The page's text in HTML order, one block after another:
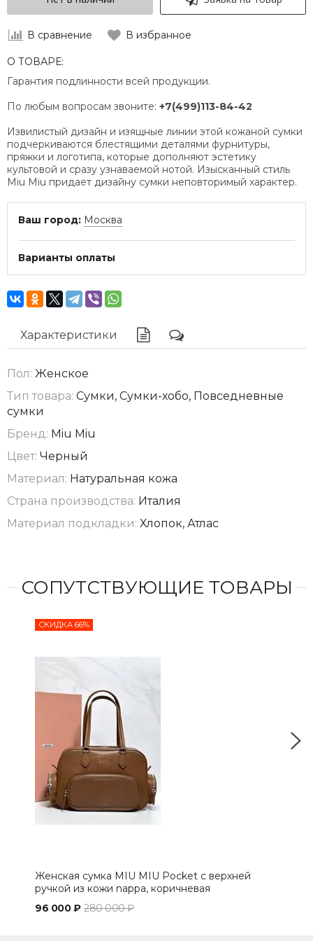
В сравнение В избранное
О ТОВАРЕ:
Гарантия подлинности всей продукции.
По любым вопросам звоните: +7(499)113-84-42
Извилистый дизайн и изящные линии этой кожаной сумки
подчеркиваются блестящими деталями фурнитуры,
пряжки и логотипа, которые дополняют эстетику
культовой и сразу узнаваемой нотой. Изысканный стиль
Miu Miu придает дизайну сумки неповторимый характер.
Ваш город: Москва
Варианты оплаты
Характеристики
Пол: Женское
Тип товара: Сумки, Сумки-хобо, Повседневные
сумки
Бренд: Miu Miu
Цвет: Черный
Материал: Натуральная кожа
Страна производства: Италия
Материал подкладки: Хлопок, Атлас
СОПУТСТВУЮЩИЕ ТОВАРЫ
СКИДКА 66%
Женская сумка MIU MIU Pocket с верхней
ручкой из кожи nappa, коричневая
96 000 ₽ 280 000 ₽